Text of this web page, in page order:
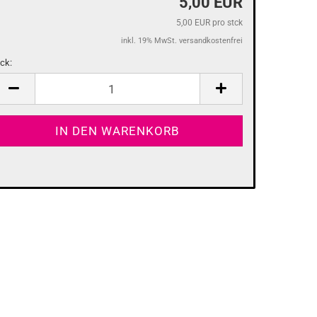
5,00 EUR pro stck
inkl. 19% MwSt. versandkostenfrei